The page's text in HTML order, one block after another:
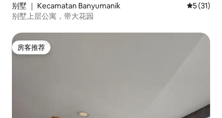
别墅 ｜ Kecamatan Banyumanik 平均评分
5 (31)
别墅上层公寓，带大花园
房客推荐
房客推荐